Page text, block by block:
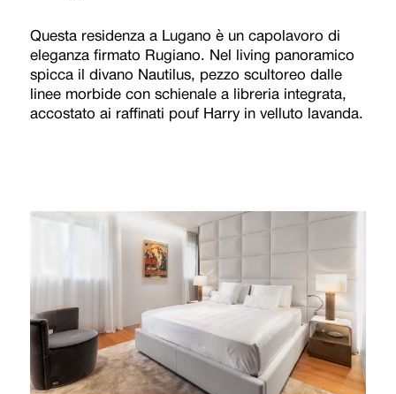
Questa residenza a Lugano è un capolavoro di
eleganza firmato Rugiano. Nel living panoramico
spicca il divano Nautilus, pezzo scultoreo dalle
linee morbide con schienale a libreria integrata,
accostato ai raffinati pouf Harry in velluto lavanda.